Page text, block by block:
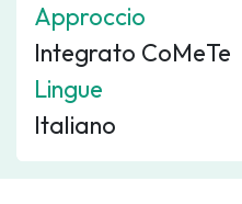
Approccio
Integrato CoMeTe
Lingue
Italiano